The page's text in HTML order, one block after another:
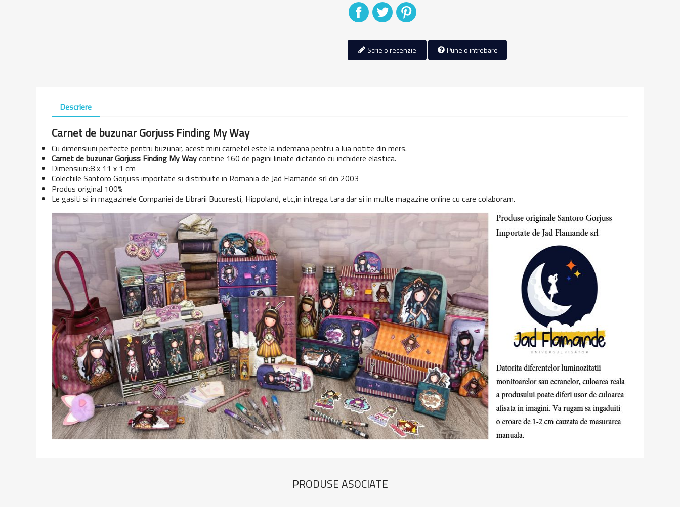
DistribuitiTweet
Scrie o recenzie Pune o intrebare
Descriere
Carnet de buzunar Gorjuss Finding My Way
Cu dimensiuni perfecte pentru buzunar, acest mini carnetel este la indemana pentru a lua notite din mers.
Carnet de buzunar Gorjuss Finding My Waycontine 160 de pagini liniate dictando cu inchidere elastica.
Dimensiuni:8 x 11 x 1 cm
Colectiile Santoro Gorjuss importate si distribuite in Romania de Jad Flamande srl din 2003
Produs original 100%
Le gasiti si in magazinele Companiei de Librarii Bucuresti, Hippoland, etc,in intrega tara dar si in multe magazine online cu care colaboram.
PRODUSE ASOCIATE